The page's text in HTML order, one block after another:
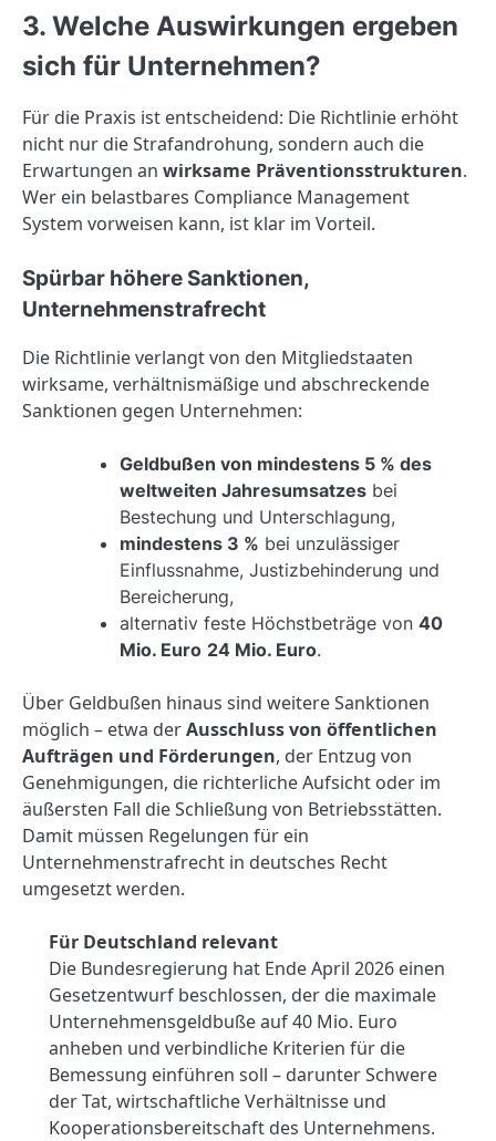
3. Welche Auswirkungen ergeben
sich für Unternehmen?
Für die Praxis ist entscheidend: Die Richtlinie erhöht
nicht nur die Strafandrohung, sondern auch die
Erwartungen an wirksame Präventionsstrukturen.
Wer ein belastbares Compliance Management
System vorweisen kann, ist klar im Vorteil.
Spürbar höhere Sanktionen,
Unternehmenstrafrecht
Die Richtlinie verlangt von den Mitgliedstaaten
wirksame, verhältnismäßige und abschreckende
Sanktionen gegen Unternehmen:
Geldbußen von mindestens 5 % des
weltweiten Jahresumsatzes bei
Bestechung und Unterschlagung,
mindestens 3 % bei unzulässiger
Einflussnahme, Justizbehinderung und
Bereicherung,
alternativ feste Höchstbeträge von 40
Mio. Euro 24 Mio. Euro.
Über Geldbußen hinaus sind weitere Sanktionen
möglich – etwa derAusschluss von öffentlichen
Aufträgen und Förderungen, der Entzug von
Genehmigungen, die richterliche Aufsicht oder im
äußersten Fall die Schließung von Betriebsstätten.
Damit müssen Regelungen für ein
Unternehmenstrafrecht in deutsches Recht
umgesetzt werden.
Für Deutschland relevant
Die Bundesregierung hat Ende April 2026 einen
Gesetzentwurf beschlossen, der die maximale
Unternehmensgeldbuße auf 40 Mio. Euro
anheben und verbindliche Kriterien für die
Bemessung einführen soll – darunter Schwere
der Tat, wirtschaftliche Verhältnisse und
Kooperationsbereitschaft des Unternehmens.